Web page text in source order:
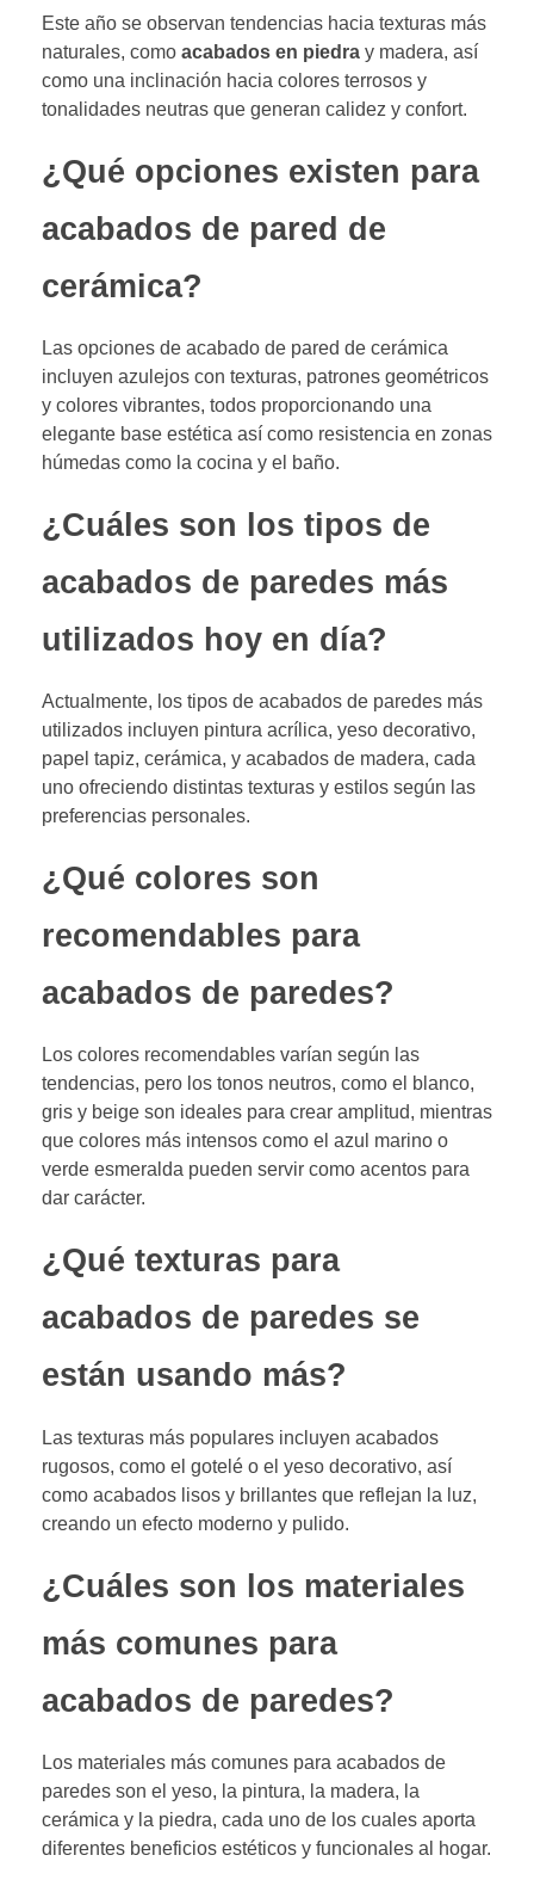
Este año se observan tendencias hacia texturas más
naturales, como acabados en piedra y madera, así
como una inclinación hacia colores terrosos y
tonalidades neutras que generan calidez y confort.
¿Qué opciones existen para
acabados de pared de
cerámica?
Las opciones de acabado de pared de cerámica
incluyen azulejos con texturas, patrones geométricos
y colores vibrantes, todos proporcionando una
elegante base estética así como resistencia en zonas
húmedas como la cocina y el baño.
¿Cuáles son los tipos de
acabados de paredes más
utilizados hoy en día?
Actualmente, los tipos de acabados de paredes más
utilizados incluyen pintura acrílica, yeso decorativo,
papel tapiz, cerámica, y acabados de madera, cada
uno ofreciendo distintas texturas y estilos según las
preferencias personales.
¿Qué colores son
recomendables para
acabados de paredes?
Los colores recomendables varían según las
tendencias, pero los tonos neutros, como el blanco,
gris y beige son ideales para crear amplitud, mientras
que colores más intensos como el azul marino o
verde esmeralda pueden servir como acentos para
dar carácter.
¿Qué texturas para
acabados de paredes se
están usando más?
Las texturas más populares incluyen acabados
rugosos, como el gotelé o el yeso decorativo, así
como acabados lisos y brillantes que reflejan la luz,
creando un efecto moderno y pulido.
¿Cuáles son los materiales
más comunes para
acabados de paredes?
Los materiales más comunes para acabados de
paredes son el yeso, la pintura, la madera, la
cerámica y la piedra, cada uno de los cuales aporta
diferentes beneficios estéticos y funcionales al hogar.